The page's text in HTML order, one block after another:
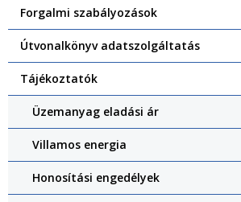
Forgalmi szabályozások
Útvonalkönyv adatszolgáltatás
Tájékoztatók
Üzemanyag eladási ár
Villamos energia
Honosítási engedélyek